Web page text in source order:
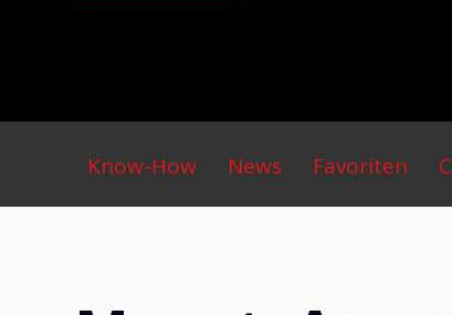
Primary
Menu
Know-How News Favoriten